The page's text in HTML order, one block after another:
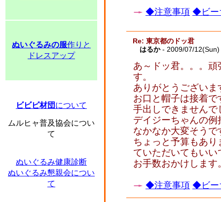
ぬいぐるみの服作りと
ドレスアップ
ビビビ材団 について
ムルヒャ普及協会につい
て
ぬいぐるみ健康診断
ぬいぐるみ懇親会につい
て
◆注意事項 ◆ビー
Re: 東京都のドッ君
はるか- 2009/07/
あ～ドッ君。。。
す。
ありがとうございま
お口と帽子は接着
手出しできませんで
デイジーちゃんの
なかなか大変そうで
ちょっと予算もあ
ていただいてもいい
お手数おかけします
◆注意事項 ◆ビー